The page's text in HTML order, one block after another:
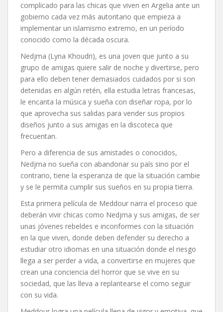
complicado para las chicas que viven en Argelia ante un
gobierno cada vez más autoritario que empieza a
implementar un islamismo extremo, en un período
conocido como la década oscura.
Nedjma (Lyna Khoudri), es una joven que junto a su
grupo de amigas quiere salir de noche y divertirse, pero
para ello deben tener demasiados cuidados por si son
detenidas en algún retén, ella estudia letras francesas,
le encanta la música y sueña con diseñar ropa, por lo
que aprovecha sus salidas para vender sus propios
diseños junto a sus amigas en la discoteca que
frecuentan.
Pero a diferencia de sus amistades o conocidos,
Nedjma no sueña con abandonar su país sino por el
contrario, tiene la esperanza de que la situación cambie
y se le permita cumplir sus sueños en su propia tierra.
Esta primera película de Meddour narra el proceso que
deberán vivir chicas como Nedjma y sus amigas, de ser
unas jóvenes rebeldes e inconformes con la situación
en la que viven, donde deben defender su derecho a
estudiar otro idiomas en una situación donde el riesgo
llega a ser perder a vida, a convertirse en mujeres que
crean una conciencia del horror que se vive en su
sociedad, que las lleva a replantearse el como seguir
con su vida.